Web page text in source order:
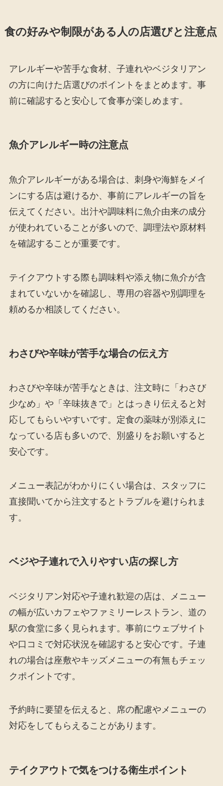
食の好みや制限がある人の店選びと注意点
アレルギーや苦手な食材、子連れやベジタリアン
の方に向けた店選びのポイントをまとめます。事
前に確認すると安心して食事が楽しめます。
魚介アレルギー時の注意点
魚介アレルギーがある場合は、刺身や海鮮をメイ
ンにする店は避けるか、事前にアレルギーの旨を
伝えてください。出汁や調味料に魚介由来の成分
が使われていることが多いので、調理法や原材料
を確認することが重要です。
テイクアウトする際も調味料や添え物に魚介が含
まれていないかを確認し、専用の容器や別調理を
頼めるか相談してください。
わさびや辛味が苦手な場合の伝え方
わさびや辛味が苦手なときは、注文時に「わさび
少なめ」や「辛味抜きで」とはっきり伝えると対
応してもらいやすいです。定食の薬味が別添えに
なっている店も多いので、別盛りをお願いすると
安心です。
メニュー表記がわかりにくい場合は、スタッフに
直接聞いてから注文するとトラブルを避けられま
す。
ベジや子連れで入りやすい店の探し方
ベジタリアン対応や子連れ歓迎の店は、メニュー
の幅が広いカフェやファミリーレストラン、道の
駅の食堂に多く見られます。事前にウェブサイト
や口コミで対応状況を確認すると安心です。子連
れの場合は座敷やキッズメニューの有無もチェッ
クポイントです。
予約時に要望を伝えると、席の配慮やメニューの
対応をしてもらえることがあります。
テイクアウトで気をつける衛生ポイント